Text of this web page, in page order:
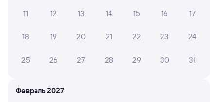
Онлайн-возврат билетов без очереди в кассу
11 12 13 14 15 16 17
18 19 20 21 22 23 24
25 26 27 28 29 30 31
Февраль 2027